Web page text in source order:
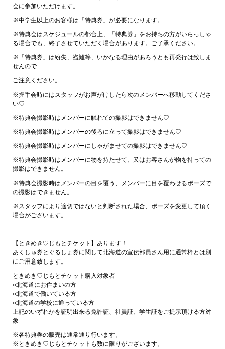
会に参加いただけます。
※中学生以上のお客様は「特典券」が必要になります。
※特典会はスケジュールの都合上、「特典券」をお持ちの方がいらっしゃ
る場合でも、終了させていただく場合があります。ご了承ください。
※「特典券」は紛失、盗難等、いかなる理由があろうとも再発行は致しま
せんので
ご注意ください。
※握手会時にはスタッフがお声がけしたら次のメンバーへ移動してくださ
い♡
※特典会撮影時はメンバーに触れての撮影はできません♡
※特典会撮影時はメンバーの後ろに立って撮影はできません♡
※特典会撮影時はメンバーにしゃがませての撮影はできません♡
※特典会撮影時はメンバーに物を持たせて、又はお客さんが物を持っての
撮影はできません。
※特典会撮影時はメンバーの目を覆う、メンバーに目を覆わせるポーズで
の撮影はできません。
※スタッフにより適切ではないと判断された場合、ポーズを変更して頂く
場合がございます。
【ときめき♡じもとチケット】あります！
あくしゅ券とぐるしょ券に関して北海道の宣伝部員さん用に通常枠とは別
にご用意致します。
ときめき♡じもとチケット購入対象者
○北海道にお住まいの方
○北海道で働いている方
○北海道の学校に通っている方
上記のいずれかを証明出来る免許証、社員証、学生証をご提示頂ける方対
象
※各特典券の販売は通常通り行います。
※ときめき♡じもとチケットも数に限りがございます。